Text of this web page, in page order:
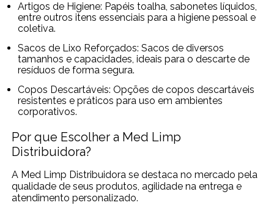
Artigos de Higiene: Papéis toalha, sabonetes líquidos,
entre outros itens essenciais para a higiene pessoal e
coletiva.
Sacos de Lixo Reforçados: Sacos de diversos
tamanhos e capacidades, ideais para o descarte de
resíduos de forma segura.
Copos Descartáveis: Opções de copos descartáveis
resistentes e práticos para uso em ambientes
corporativos.
Por que Escolher a Med Limp
Distribuidora?
A Med Limp Distribuidora se destaca no mercado pela
qualidade de seus produtos, agilidade na entrega e
atendimento personalizado.